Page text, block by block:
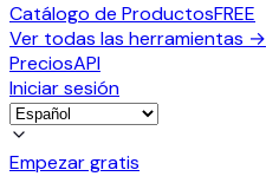
Catálogo de ProductosFREE
Ver todas las herramientas →
PreciosAPI
Iniciar sesión
Empezar gratis